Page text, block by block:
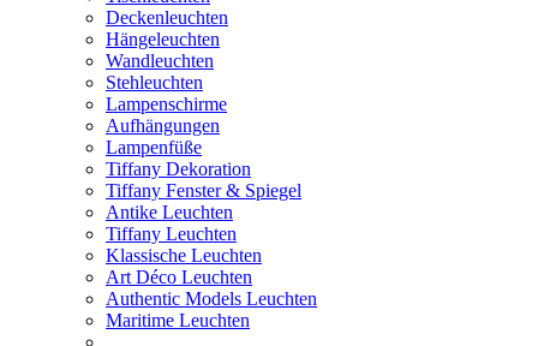
Deckenleuchten
Hängeleuchten
Wandleuchten
Stehleuchten
Lampenschirme
Aufhängungen
Lampenfüße
Tiffany Dekoration
Tiffany Fenster & Spiegel
Antike Leuchten
Tiffany Leuchten
Klassische Leuchten
Art Déco Leuchten
Authentic Models Leuchten
Maritime Leuchten